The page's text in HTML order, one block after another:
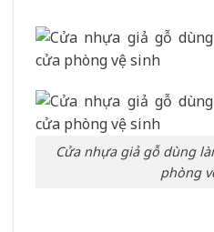
Cửa nhựa giả gỗ dùng
phòng